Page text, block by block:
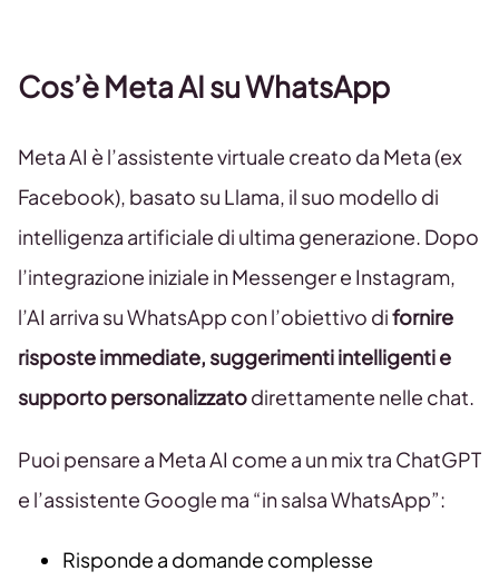
Cos’è Meta AI su WhatsApp
Meta AI è l’assistente virtuale creato da Meta (ex
Facebook), basato su Llama, il suo modello di
intelligenza artificiale di ultima generazione. Dopo
l’integrazione iniziale in Messenger e Instagram,
l’AI arriva su WhatsApp con l’obiettivo difornire
risposte immediate, suggerimenti intelligenti e
supporto personalizzatodirettamente nelle chat.
Puoi pensare a Meta AI come a un mix tra ChatGPT
e l’assistente Google ma “in salsa WhatsApp”:
Risponde a domande complesse